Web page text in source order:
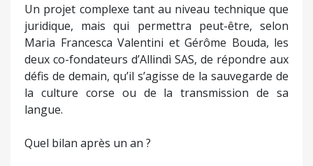
Un projet complexe tant au niveau technique que
juridique, mais qui permettra peut-être, selon
Maria Francesca Valentini et Gérôme Bouda, les
deux co-fondateurs d’Allindì SAS, de répondre aux
défis de demain, qu’il s’agisse de la sauvegarde de
la culture corse ou de la transmission de sa
langue.
Quel bilan après un an ?